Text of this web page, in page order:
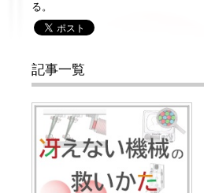
る。
記事一覧